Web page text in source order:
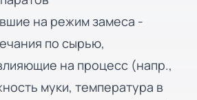
на режим замеса -
по сырью,
на процесс (напр.,
муки, температура в